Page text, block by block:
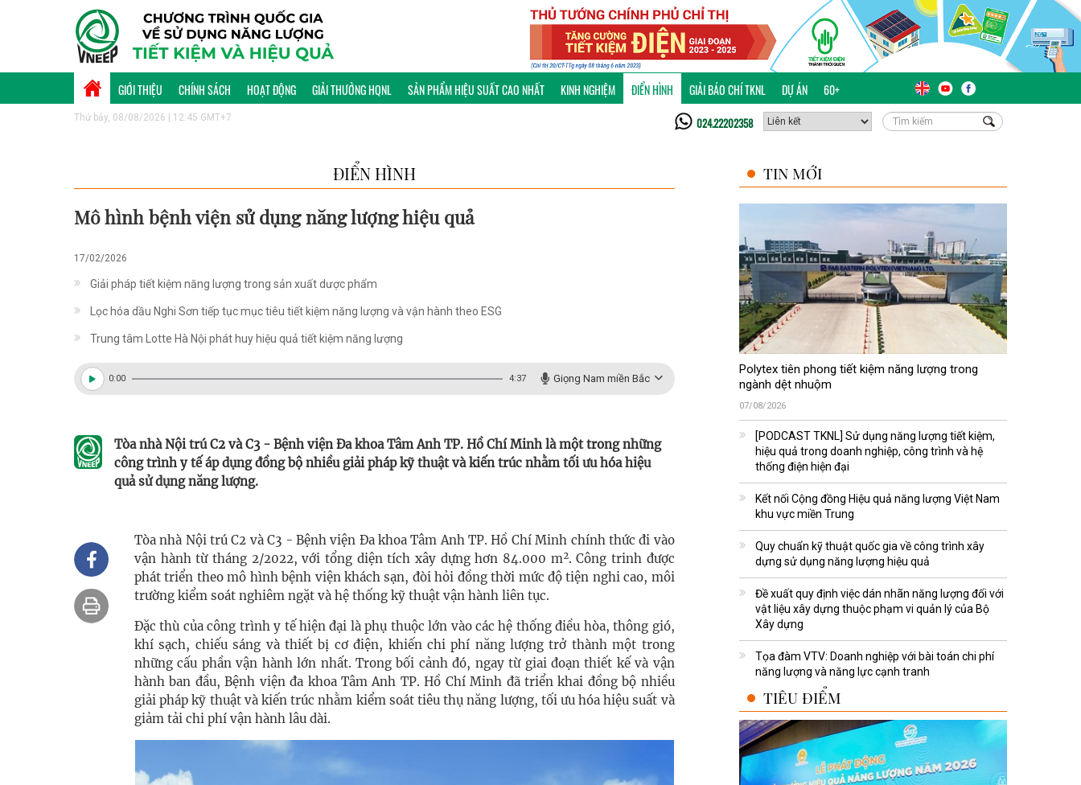
GIỚI THIỆU CHÍNH SÁCH HOẠT ĐỘNG GIẢI THƯỞNG HQNL SẢN PHẨM HIỆU SUẤT CAO NHẤT KINH NGHIỆM ĐIỂN HÌNH GIẢI BÁO CHÍ TKNL DỰ ÁN 60+
Thứ bảy, 08/08/2026 | 12:45 GMT+7 024.22202358
ĐIỂN HÌNH
Mô hình bệnh viện sử dụng năng lượng hiệu quả
17/02/2026
Giải pháp tiết kiệm năng lượng trong sản xuất dược phẩm
Lọc hóa dầu Nghi Sơn tiếp tục mục tiêu tiết kiệm năng lượng và vận hành theo ESG
Trung tâm Lotte Hà Nội phát huy hiệu quả tiết kiệm năng lượng
0:00 4:37 Giọng Nam miền Bắc
Tòa nhà Nội trú C2 và C3 - Bệnh viện Đa khoa Tâm Anh TP. Hồ Chí Minh là một trong những
công trình y tế áp dụng đồng bộ nhiều giải pháp kỹ thuật và kiến trúc nhằm tối ưu hóa hiệu
quả sử dụng năng lượng.
Tòa nhà Nội trú C2 và C3 - Bệnh viện Đa khoa Tâm Anh TP. Hồ Chí Minh chính thức đi vào
vận hành từ tháng 2/2022, với tổng diện tích xây dựng hơn 84.000 m². Công trinh được
phát triển theo mô hình bệnh viện khách sạn, đòi hỏi đồng thời mức độ tiện nghi cao, môi
trường kiểm soát nghiêm ngặt và hệ thống kỹ thuật vận hành liên tục.
Đặc thù của công trình y tế hiện đại là phụ thuộc lớn vào các hệ thống điều hòa, thông gió,
khí sạch, chiếu sáng và thiết bị cơ điện, khiến chi phí năng lượng trở thành một trong
những cấu phần vận hành lớn nhất. Trong bối cảnh đó, ngay từ giai đoạn thiết kế và vận
hành ban đầu, Bệnh viện đa khoa Tâm Anh TP. Hồ Chí Minh đã triển khai đồng bộ nhiều
giải pháp kỹ thuật và kiến trúc nhằm kiểm soát tiêu thụ năng lượng, tối ưu hóa hiệu suất và
giảm tải chi phí vận hành lâu dài.
TIN MỚI
Polytex tiên phong tiết kiệm năng lượng trong
ngành dệt nhuộm
07/08/2026
[PODCAST TKNL] Sử dụng năng lượng tiết kiệm,
hiệu quả trong doanh nghiệp, công trình và hệ
thống điện hiện đại
Kết nối Cộng đồng Hiệu quả năng lượng Việt Nam
khu vực miền Trung
Quy chuẩn kỹ thuật quốc gia về công trình xây
dựng sử dụng năng lượng hiệu quả
Đề xuất quy định việc dán nhãn năng lượng đối với
vật liệu xây dựng thuộc phạm vi quản lý của Bộ
Xây dựng
Tọa đàm VTV: Doanh nghiệp với bài toán chi phí
năng lượng và năng lực cạnh tranh
TIÊU ĐIỂM